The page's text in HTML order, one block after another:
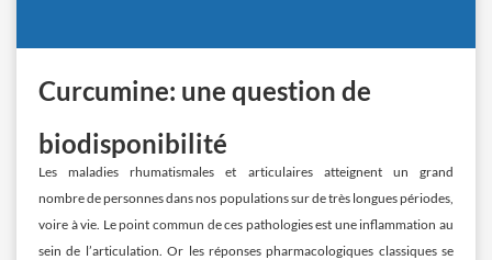
Curcumine: une question de
biodisponibilité
Les maladies rhumatismales et articulaires atteignent un grand
nombre de personnes dans nos populations sur de très longues périodes,
voire à vie. Le point commun de ces pathologies est une inflammation au
sein de l’articulation. Or les réponses pharmacologiques classiques se